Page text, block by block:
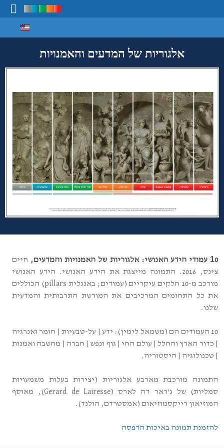
אלגוריות של המדעים והאמנויות
10 עמודי הידע האנושי: אלגוריות של האמנויות והמדעים,
חיים
צינס, 2016. התמונה
מייצגת את הידע האנושי. הידע האנושי
מורכב מ-10
חלקים עיקריים (עמודים; באנגלית pillars)
הכוללים
את כל התחומים המרכיבים את המורשת התרבותית והמדעית
שלנו.
10 העמודים הם (משמאל לימין): ידע על-טבעיות
חומר ואנרגיה
כדור הארץ והחלל עולם החי גוף ונפש חברה
מחשבה ואמנות
טכנולוגיה היסטוריה.
התמונה מורכבת מארבע אלגוריות (יצירות בעלות משמעויות
סמליות) של ג'ראר דה לארס (Gerard de Lairesse), מאוסף
המוזיאון רייקסמוזיאום (אמסטרדם, הולנד).
להזמנת תמונה באיכות הדפסה